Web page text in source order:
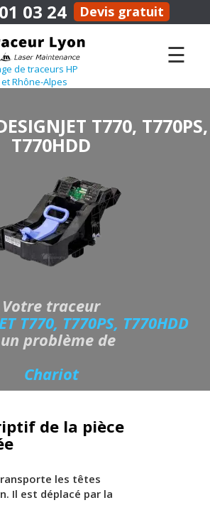
03 24 Devis gratuit
de traceurs HP
Rhône-Alpes
☰
T770, T770PS,
T770HDD
Votre traceur
T770, T770PS, T770HDD
problème de
Chariot
de la pièce
les têtes
Il est déplacé par la